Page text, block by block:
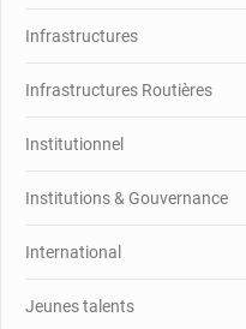
Infrastructures
Infrastructures Routières
Institutionnel
Institutions & Gouvernance
International
Jeunes talents